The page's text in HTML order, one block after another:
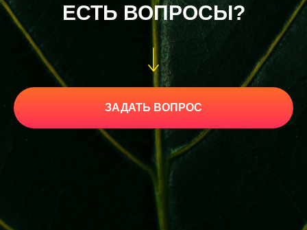
ЕСТЬ ВОПРОСЫ?
ЗАДАТЬ ВОПРОС